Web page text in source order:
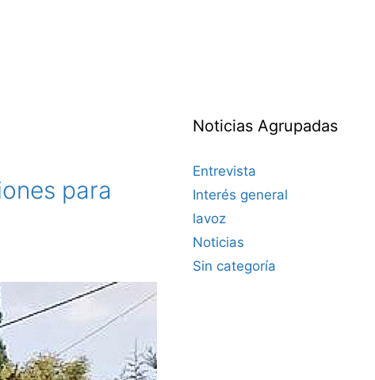
para
Noticias Agrupadas
Entrevista
Interés general
lavoz
Noticias
Sin categoría